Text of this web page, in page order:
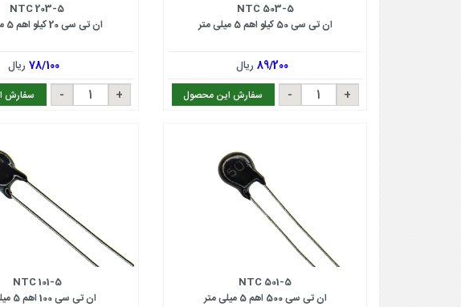
NTC 503-5
ان تی سی 50 کیلو اهم 5 میلی متر
89/200 ریال
سفارش این محصول
NTC 203-5
ان تی سی 20 کیلو اهم 5 میلی متر
78/100ریال
سفارش
NTC 501-5
ان تی سی 500 اهم 5 میلی متر
NTC 101-5
ان تی سی 100 اهم 5 میلی متر